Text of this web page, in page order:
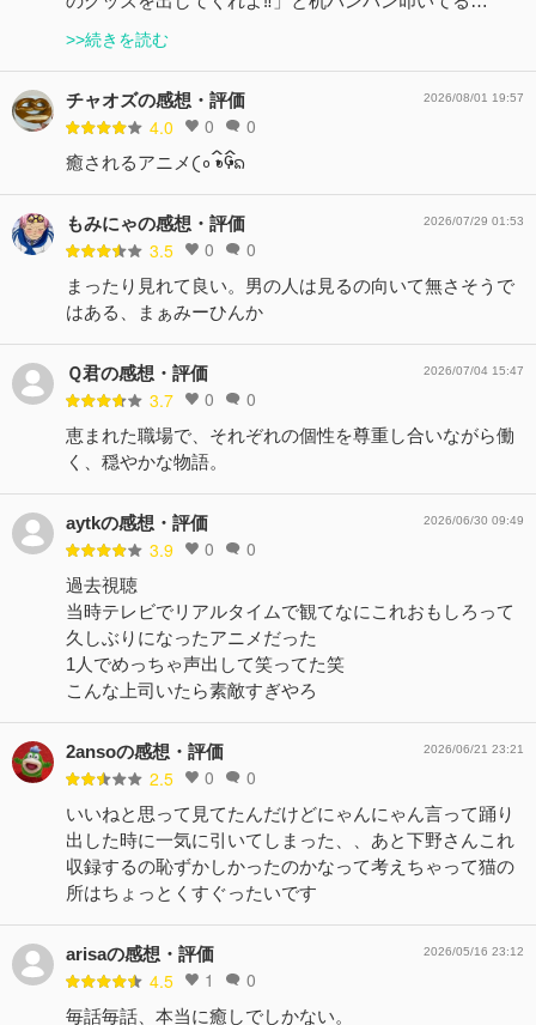
>>続きを読む
チャオズの感想・評価
4.0 0 0
2026/08/01 19:57
癒されるアニメ𛰙᭜𖫴𖫰𖫱𖫳𖫲𖫲𖫳𖫴𖫰𖫱꛰ ᭜𖫴𖫰𖫱𖫳𖫲𖫲𖫳𖫴𖫰𖫱꛰ʕᨦ
もみにゃの感想・評価
3.5 0 0
2026/07/29 01:53
まったり見れて良い。男の人は見るの向いて無さそうで
はある、まぁみーひんか
Ｑ君の感想・評価
3.7 0 0
2026/07/04 15:47
恵まれた職場で、それぞれの個性を尊重し合いながら働
く、穏やかな物語。
aytkの感想・評価
3.9 0 0
2026/06/30 09:49
過去視聴
当時テレビでリアルタイムで観てなにこれおもしろって
久しぶりになったアニメだった
1人でめっちゃ声出して笑ってた笑
こんな上司いたら素敵すぎやろ
2ansoの感想・評価
2.5 0 0
2026/06/21 23:21
いいねと思って見てたんだけどにゃんにゃん言って踊り
出した時に一気に引いてしまった、、あと下野さんこれ
収録するの恥ずかしかったのかなって考えちゃって猫の
所はちょっとくすぐったいです
arisaの感想・評価
4.5 1 0
2026/05/16 23:12
毎話毎話、本当に癒しでしかない。